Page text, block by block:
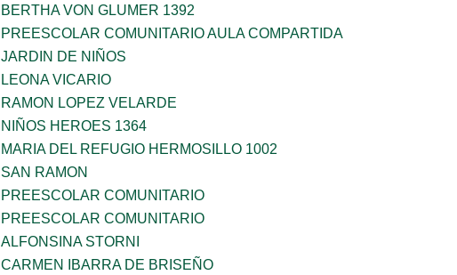
BERTHA VON GLUMER 1392
PREESCOLAR COMUNITARIO AULA COMPARTIDA
JARDIN DE NIÑOS
LEONA VICARIO
RAMON LOPEZ VELARDE
NIÑOS HEROES 1364
MARIA DEL REFUGIO HERMOSILLO 1002
SAN RAMON
PREESCOLAR COMUNITARIO
PREESCOLAR COMUNITARIO
ALFONSINA STORNI
CARMEN IBARRA DE BRISEÑO